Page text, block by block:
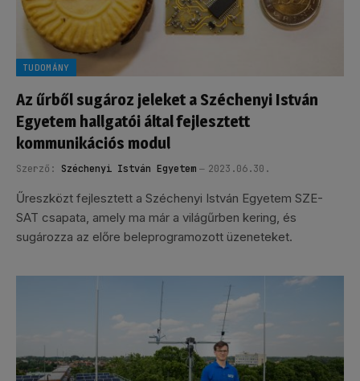
TUDOMÁNY
Az űrből sugároz jeleket a Széchenyi István
Egyetem hallgatói által fejlesztett
kommunikációs modul
Szerző: Széchenyi István Egyetem 2023.06.30.
Űreszközt fejlesztett a Széchenyi István Egyetem SZE-
SAT csapata, amely ma már a világűrben kering, és
sugározza az előre beleprogramozott üzeneteket.